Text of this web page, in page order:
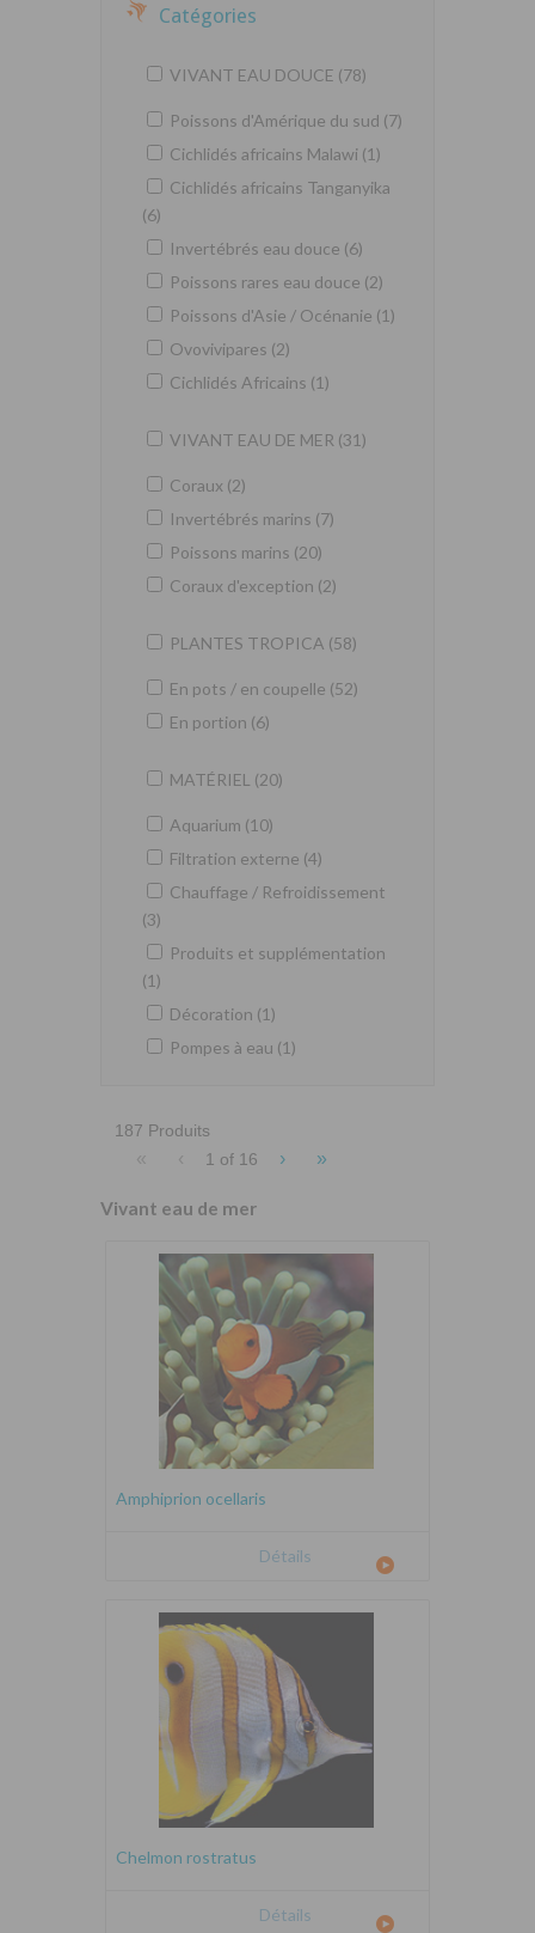
Catégories
VIVANT EAU DOUCE (78)
Poissons d'Amérique du sud (7)
Cichlidés africains Malawi (1)
Cichlidés africains Tanganyika
(6)
Invertébrés eau douce (6)
Poissons rares eau douce (2)
Poissons d'Asie / Océnanie (1)
Ovovivipares (2)
Cichlidés Africains (1)
VIVANT EAU DE MER (31)
Coraux (2)
Invertébrés marins (7)
Poissons marins (20)
Coraux d'exception (2)
PLANTES TROPICA (58)
En pots / en coupelle (52)
En portion (6)
MATÉRIEL (20)
Aquarium (10)
Filtration externe (4)
Chauffage / Refroidissement
(3)
Produits et supplémentation
(1)
Décoration (1)
Pompes à eau (1)
187 Produits
« ‹ 1 of 16 › »
Vivant eau de mer
Amphiprion ocellaris
Détails
Chelmon rostratus
Détails